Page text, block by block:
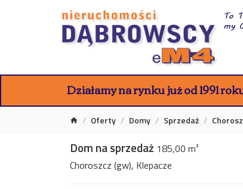
Działamy na rynku już od 1991
Oferty Domy Sprzedaż
Dom na sprzedaż 185,00 m²
Choroszcz (gw), Klepacze